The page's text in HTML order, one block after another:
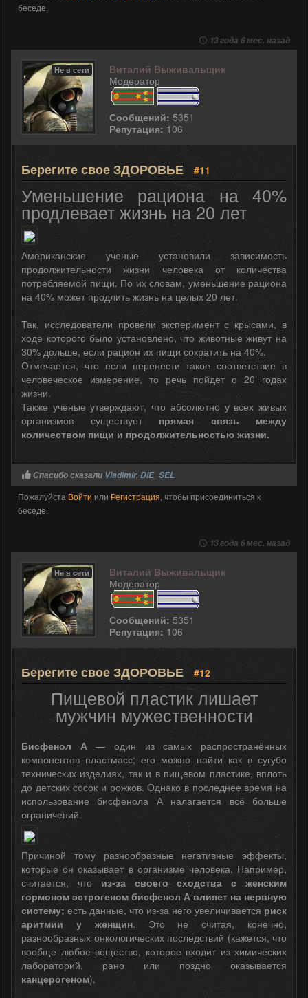
беседе.
13 года 6 мес. назад
Не в сети
Виталий Выживальщик
Модератор
Сообщений: 5351
Репутация: 106
Берегите свое ЗДОРОВЬЕ #11
Уменьшение рациона на 40%
продлевает жизнь на 20 лет
Американские ученые установили зависимость
продолжительности жизни человека от количества
потребляемой пищи. По их словам, уменьшение рациона
на 40% может продлить жизнь на целых 20 лет.
Так, исследователи провели эксперимент с крысами, в
ходе которого было установлено, что животные живут на
30% дольше, если рацион их пищи сократить на 40%.
Отмечается, что если перенести такое соответствие в
человеческое измерение, то речь пойдет о 20 годах
жизни.
Также ученые утверждают, что абсолютно у всех живых
организмов существует прямая связь между
количеством пищи и продолжительностью жизни.
Спасибо сказали Vladimir, DIE_SEL
Пожалуйста Войти или Регистрация, чтобы присоединиться к
беседе.
13 года 6 мес. назад
Не в сети
Виталий Выживальщик
Модератор
Сообщений: 5351
Репутация: 106
Берегите свое ЗДОРОВЬЕ #12
Пищевой пластик лишает
мужчин мужественности
Бисфенол А— один из самых распространённых
компонентов пластмасс; его можно найти как в сугубо
технических изделиях, так и в пищевом пластике, вплоть
до детских сосок и рожков. Однако в последнее время на
использование бисфенола А налагается всё больше
ограничений.
Причиной тому разнообразные негативные эффекты,
которые он оказывает в организме человека. Например,
считается, что из-за своего сходства с женским
гормоном эстрогеном бисфенол А влияет на нервную
систему; есть данные, что из-за него увеличивается риск
аритмии у женщин. Это не считая, конечно,
разнообразных онкологических последствий (кажется, что
вообще любое вещество, которое входит из химических
лабораторий, рано или поздно оказывается
канцерогеном).